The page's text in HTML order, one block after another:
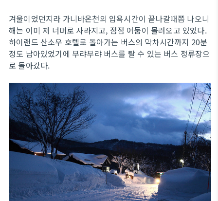
겨울이었던지라 가니바온천의 입욕시간이 끝나갈때쯤 나오니
해는 이미 저 너머로 사라지고, 점점 어둠이 몰려오고 있었다.
하이랜드 산소우 호텔로 돌아가는 버스의 막차시간까지 20분
정도 남아있었기에 부랴부랴 버스를 탈 수 있는 버스 정류장으
로 돌아갔다.